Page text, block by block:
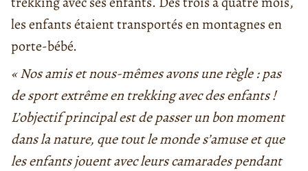
les enfants étaient transportés en montagnes en
porte-bébé.
« Nos amis et nous-mêmes avons une règle : pas
de sport extrême en trekking avec des enfants !
L’objectif principal est de passer un bon moment
dans la nature, que tout le monde s’amuse et que
les enfants jouent avec leurs camarades pendant